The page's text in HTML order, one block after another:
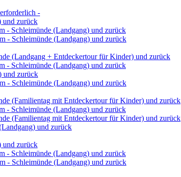
-
und zurück
- Schleimünde (Landgang) und zurück
- Schleimünde (Landgang) und zurück
(Landgang + Entdeckertour für Kinder) und zurück
- Schleimünde (Landgang) und zurück
und zurück
- Schleimünde (Landgang) und zurück
(Familientag mit Entdeckertour für Kinder) und zurück
- Schleimünde (Landgang) und zurück
(Familientag mit Entdeckertour für Kinder) und zurück
und zurück
und zurück
- Schleimünde (Landgang) und zurück
- Schleimünde (Landgang) und zurück